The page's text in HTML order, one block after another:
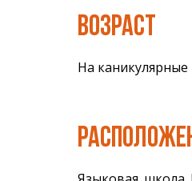
ВОЗРАСТ
На